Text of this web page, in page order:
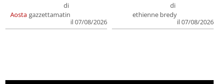
Aosta
di
gazzettamatin
il 07/08/2026
di
ethienne bredy
il 07/08/2026